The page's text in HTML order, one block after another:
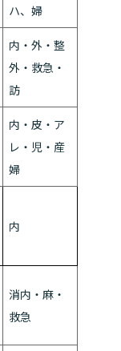
ハ、婦
内・外・整
外・救急・
訪
内・皮・ア
レ・児・産
婦
内
消内・麻・
救急